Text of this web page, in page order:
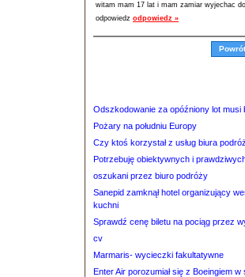
witam mam 17 lat i mam zamiar wyjechac
odpowiedz odpowiedz »
Odszkodowanie za opóźniony lot musi
Pożary na południu Europy
Czy ktoś korzystał z usług biura
Potrzebuję obiektywnych i
oszukani przez biuro podróży
Sanepid zamknął hotel organizujący
kuchni
Sprawdź cenę biletu na pociąg przez
cv
Marmaris- wycieczki fakultatywne
Enter Air porozumiał się z Boeingiem